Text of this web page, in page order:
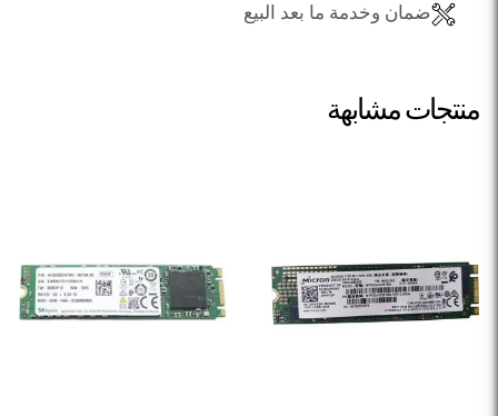
ضمان وخدمة ما بعد البيع
منتجات مشابهة